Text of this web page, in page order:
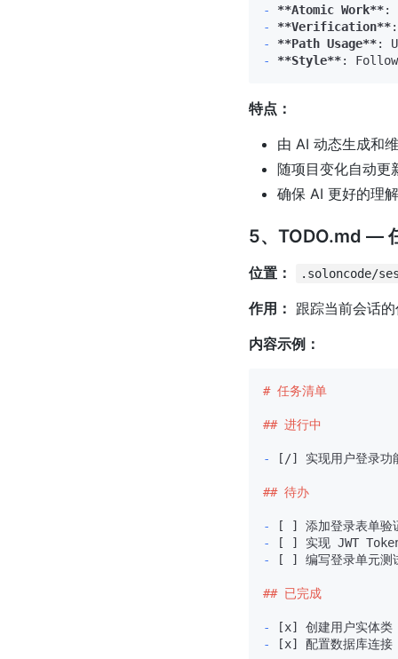
-
**Atomic Work**
-
**Verification**
-
**Path Usage**:
-
**Style**
特点：
由 AI 动态生成和
随项目变化自动更
确保 AI 更好的理
5、TODO.md —
位置： .soloncode/
作用： 跟踪当前会话
内容示例：
# 任务清单
## 进行中
- [/] 实现用户登录功
## 待办
-
-
-
[ ] 编写登录单元测
## 已完成
-
-